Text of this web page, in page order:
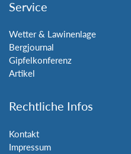
Service
Wetter & Lawinenlage
Bergjournal
Gipfelkonferenz
Artikel
Rechtliche Infos
Kontakt
Impressum